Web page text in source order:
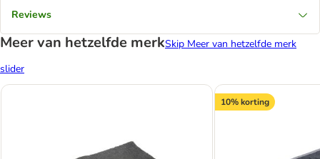
Reviews
Meer van hetzelfde merkSkip Meer van hetzelfde merk
slider
10% korting